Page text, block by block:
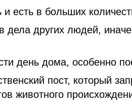
есть в больших
дела других людей,
день дома, особенно
пост, который
животного